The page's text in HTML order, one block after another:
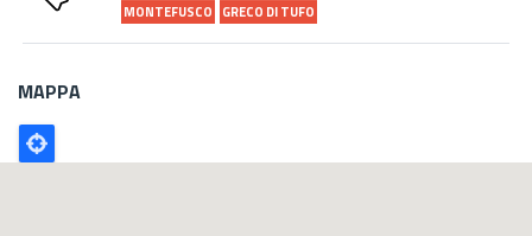
MONTEFUSCO GRECO DI TUFO
MAPPA
Poligono
GEO